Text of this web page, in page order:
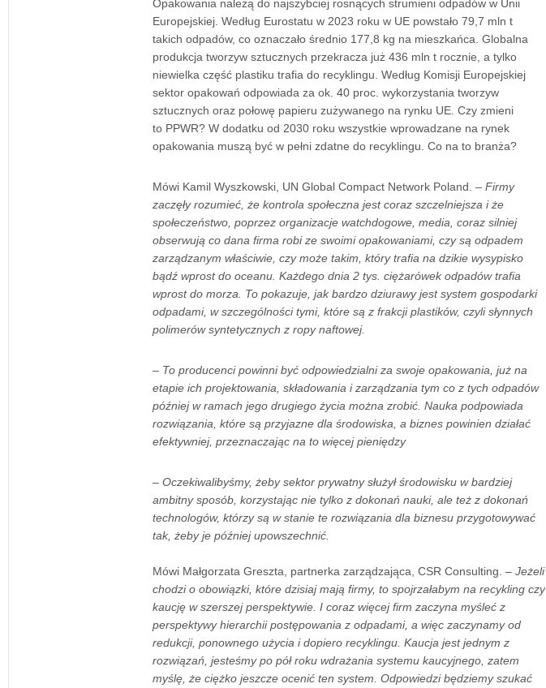
Opakowania należą do najszybciej rosnących strumieni odpadów w Unii
Europejskiej. Według Eurostatu w 2023 roku w UE powstało 79,7 mln t
takich odpadów, co oznaczało średnio 177,8 kg na mieszkańca. Globalna
produkcja tworzyw sztucznych przekracza już 436 mln t rocznie, a tylko
niewielka część plastiku trafia do recyklingu. Według Komisji Europejskiej
sektor opakowań odpowiada za ok. 40 proc. wykorzystania tworzyw
sztucznych oraz połowę papieru zużywanego na rynku UE. Czy zmieni
to PPWR? W dodatku od 2030 roku wszystkie wprowadzane na rynek
opakowania muszą być w pełni zdatne do recyklingu. Co na to branża?
Mówi Kamil Wyszkowski, UN Global Compact Network Poland. – Firmy
zaczęły rozumieć, że kontrola społeczna jest coraz szczelniejsza i że
społeczeństwo, poprzez organizacje watchdogowe, media, coraz silniej
obserwują co dana firma robi ze swoimi opakowaniami, czy są odpadem
zarządzanym właściwie, czy może takim, który trafia na dzikie wysypisko
bądź wprost do oceanu. Każdego dnia 2 tys. ciężarówek odpadów trafia
wprost do morza. To pokazuje, jak bardzo dziurawy jest system gospodarki
odpadami, w szczególności tymi, które są z frakcji plastików, czyli słynnych
polimerów syntetycznych z ropy naftowej.
– To producenci powinni być odpowiedzialni za swoje opakowania, już na
etapie ich projektowania, składowania i zarządzania tym co z tych odpadów
później w ramach jego drugiego życia można zrobić. Nauka podpowiada
rozwiązania, które są przyjazne dla środowiska, a biznes powinien działać
efektywniej, przeznaczając na to więcej pieniędzy
– Oczekiwalibyśmy, żeby sektor prywatny służył środowisku w bardziej
ambitny sposób, korzystając nie tylko z dokonań nauki, ale też z dokonań
technologów, którzy są w stanie te rozwiązania dla biznesu przygotowywać
tak, żeby je później upowszechnić.
Mówi Małgorzata Greszta, partnerka zarządzająca, CSR Consulting. – Jeżeli
chodzi o obowiązki, które dzisiaj mają firmy, to spojrzałabym na recykling czy
kaucję w szerszej perspektywie. I coraz więcej firm zaczyna myśleć z
perspektywy hierarchii postępowania z odpadami, a więc zaczynamy od
redukcji, ponownego użycia i dopiero recyklingu. Kaucja jest jednym z
rozwiązań, jesteśmy po pół roku wdrażania systemu kaucyjnego, zatem
myślę, że ciężko jeszcze ocenić ten system. Odpowiedzi będziemy szukać